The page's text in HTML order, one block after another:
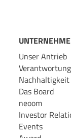
Unser Antrieb
Verantwortung
Nachhaltigkeit
Das Board
neoom
Investor
Events